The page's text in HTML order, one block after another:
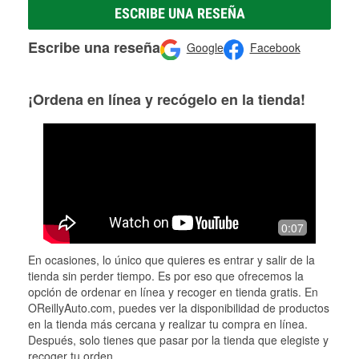
ESCRIBE UNA RESEÑA
Escribe una reseña Google Facebook
¡Ordena en línea y recógelo en la tienda!
0:07
En ocasiones, lo único que quieres es entrar y salir de la
tienda sin perder tiempo. Es por eso que ofrecemos la
opción de ordenar en línea y recoger en tienda gratis. En
OReillyAuto.com, puedes ver la disponibilidad de productos
en la tienda más cercana y realizar tu compra en línea.
Después, solo tienes que pasar por la tienda que elegiste y
recoger tu orden.